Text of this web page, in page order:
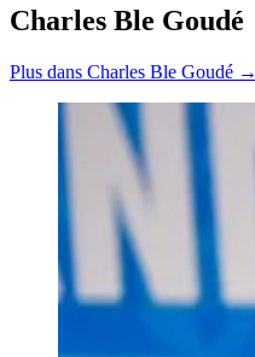
Charles Ble Goudé
Plus dans Charles Ble Goudé →